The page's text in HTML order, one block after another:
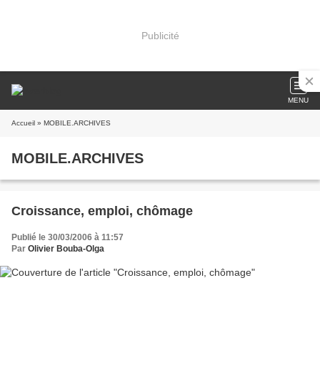
Publicité
MENU
Accueil » MOBILE.ARCHIVES
MOBILE.ARCHIVES
Croissance, emploi, chômage
Publié le 30/03/2006 à 11:57
Par Olivier Bouba-Olga